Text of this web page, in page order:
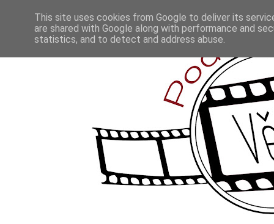
This site uses cookies from Google to deliver its
are shared with Google along with performance and
statistics, and to detect and address abuse.